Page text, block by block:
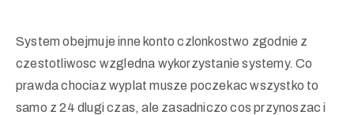
System obejmuje inne konto czlonkostwo zgodnie z
czestotliwosc wzgledna wykorzystanie systemy. Co
prawda chociaz wyplat musze poczekac wszystko to
samo z 24 dlugi czas, ale zasadniczo cos przynoszac i